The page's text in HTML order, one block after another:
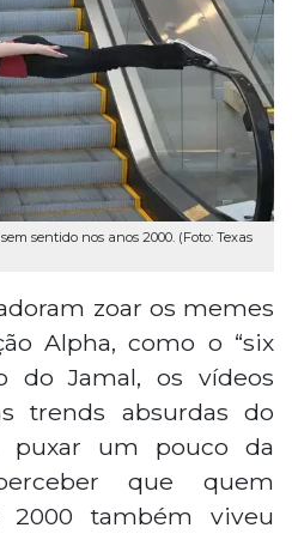
sentido nos anos 2000. (Foto: Texas
zoar os memes
Alpha, como o “six
do Jamal, os vídeos
trends absurdas do
puxar um pouco da
que quem
2000 também viveu